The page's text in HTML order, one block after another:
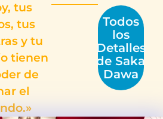
tus
tus
y tu
tienen
de
el
Todos
los
Detalles
de Saka
Dawa